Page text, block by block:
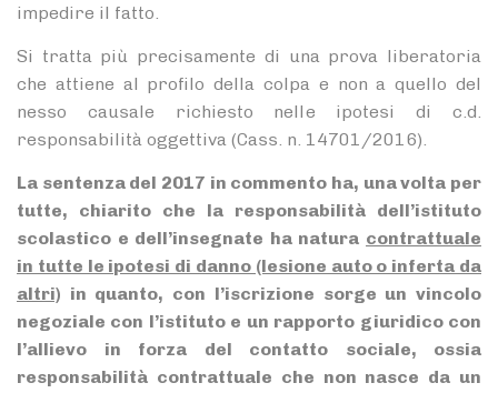
impedire il fatto.
Si tratta più precisamente di una prova liberatoria
che attiene al profilo della colpa e non a quello del
nesso causale richiesto nelle ipotesi di c.d.
responsabilità oggettiva (Cass. n. 14701/2016).
La sentenza del 2017 in commento ha, una volta per
tutte, chiarito che la responsabilità dell’istituto
scolastico e dell’insegnate ha natura contrattuale
in tutte le ipotesi di danno (lesione auto o inferta da
altri) in quanto, con l’iscrizione sorge un vincolo
negoziale con l’istituto e un rapporto giuridico con
l’allievo in forza del contatto sociale, ossia
responsabilità contrattuale che non nasce da un